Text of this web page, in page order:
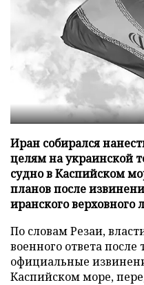
Иран собирался
целям на украинской
судно в Каспийском
планов после
иранского верховного
По словам Резаи,
военного ответа
официальные
Каспийском море,